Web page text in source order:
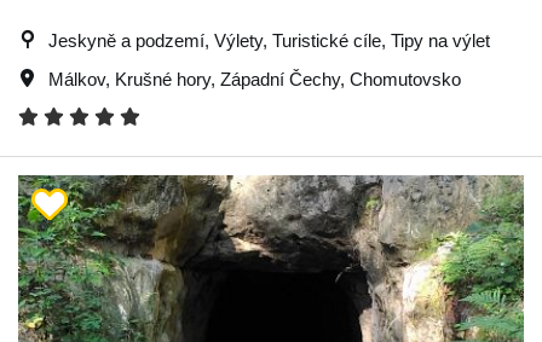
Jeskyně a podzemí, Výlety, Turistické cíle, Tipy na výlet
Málkov, Krušné hory, Západní Čechy, Chomutovsko